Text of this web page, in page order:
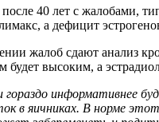
40 лет с жалобами,
а дефицит
жалоб сдают анализ
высоким, а
информативнее
в яичниках. В норме